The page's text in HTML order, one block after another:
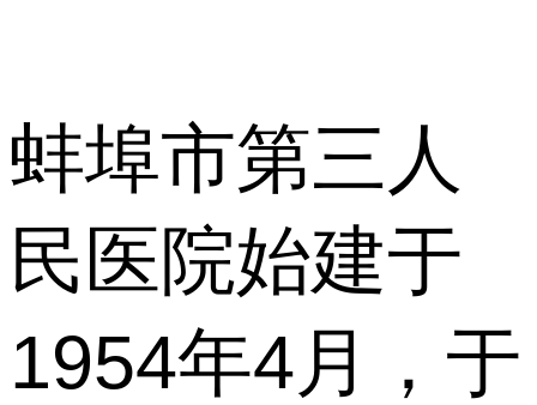
蚌埠市第三人
民医院始建于
1954年4月，于